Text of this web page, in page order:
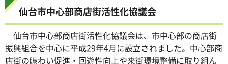
仙台市中心部商店街活性化協議会
仙台市中心部商店街活性化協議会は、市中心部の商店街
振興組合を中心に平成29年4月に設立されました。中心部商
店街の賑わい促進・回遊性向上や来街環境整備に取り組ん